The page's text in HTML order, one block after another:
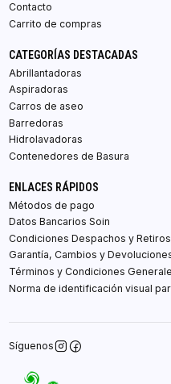
Contacto
Carrito de compras
CATEGORÍAS DESTACADAS
Abrillantadoras
Aspiradoras
Carros de aseo
Barredoras
Hidrolavadoras
Contenedores de Basura
ENLACES RÁPIDOS
Métodos de pago
Datos Bancarios Soin
Condiciones Despachos y Retiros
Garantía, Cambios y
Términos y Condiciones
Norma de identificación visual
Síguenos